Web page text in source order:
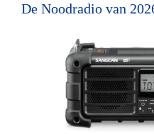
De Noodradio van